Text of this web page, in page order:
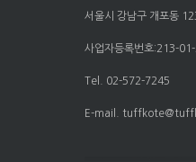
서울시 강남구 개포동
사업자등록번호:213-
Tel. 02-572-7245
E-mail.